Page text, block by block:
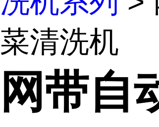
菜清洗机
网带自